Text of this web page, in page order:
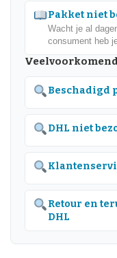
Pakket niet
Wacht je al
consument heb
Beschadigd
DHL niet
Retour en
DHL